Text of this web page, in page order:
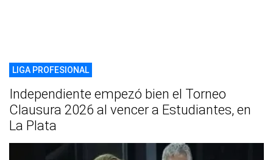
LIGA PROFESIONAL
Independiente empezó bien el Torneo
Clausura 2026 al vencer a Estudiantes, en
La Plata